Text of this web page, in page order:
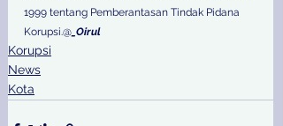
1999 tentang Pemberantasan Tindak Pidana
Korupsi.@ _Oirul
Korupsi
News
Kota